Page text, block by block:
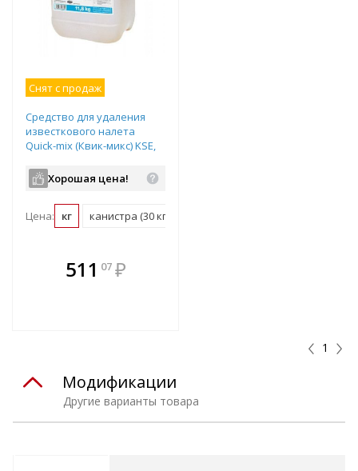
Снят с продаж
Средство для удаления
известкового налета
Quick-mix (Квик-микс) KSE,
арт.12316
Хорошая цена!
Цена: кг канистра (30 кг)
511 07 ₽
1
Другие варианты товара
Модификации